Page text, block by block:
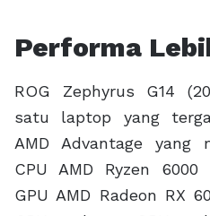
Tidak hanya itu, laptop
eksklusif.
Fitur pertama adalah
Fitur tersebut
6000 Mobile Series